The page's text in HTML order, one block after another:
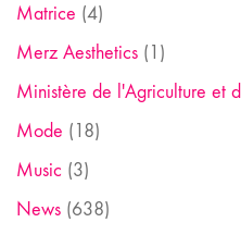
Matrice (4)
Merz Aesthetics (1)
Ministère de l'Agriculture et
Mode (18)
Music (3)
News (638)